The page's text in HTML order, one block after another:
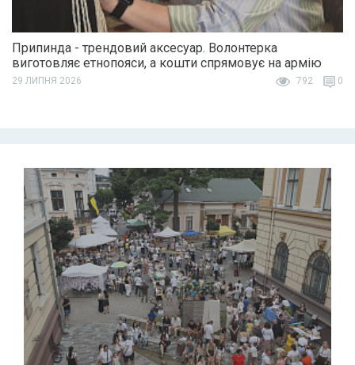
Припинда - трендовий аксесуар. Волонтерка
виготовляє етнопояси, а кошти спрямовує на армію
29 ЛИПНЯ 2026 792 0